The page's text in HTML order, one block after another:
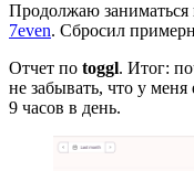
Продолжаю заниматься
7even. Сбросил
Отчет по toggl. Итог:
не забывать, что у
9 часов в день.